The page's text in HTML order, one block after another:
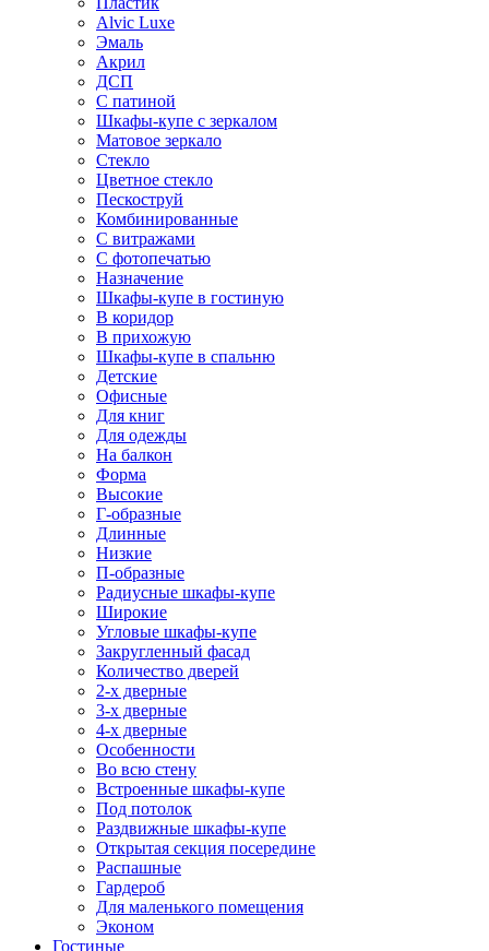
Alvic Luxe
Эмаль
Акрил
ДСП
С патиной
Шкафы-купе с зеркалом
Матовое зеркало
Стекло
Цветное стекло
Пескоструй
Комбинированные
С витражами
С фотопечатью
Назначение
Шкафы-купе в гостиную
В коридор
В прихожую
Шкафы-купе в спальню
Детские
Офисные
Для книг
Для одежды
На балкон
Форма
Высокие
Г-образные
Длинные
Низкие
П-образные
Радиусные шкафы-купе
Широкие
Угловые шкафы-купе
Закругленный фасад
Количество дверей
2-х дверные
3-х дверные
4-х дверные
Особенности
Во всю стену
Встроенные шкафы-купе
Под потолок
Раздвижные шкафы-купе
Открытая секция посередине
Распашные
Гардероб
Для маленького помещения
Эконом
Гостиные